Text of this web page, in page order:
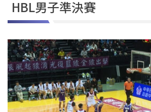
HBL男子準決賽